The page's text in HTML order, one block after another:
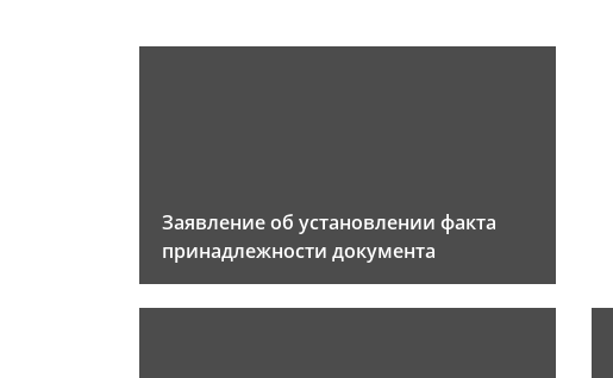
Заявление об установлении факта
принадлежности документа